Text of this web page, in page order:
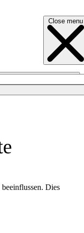
Close menu
Dies